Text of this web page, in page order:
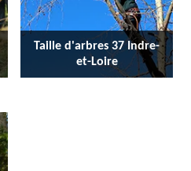
Taille d'arbres 37 Indre-
et-Loire